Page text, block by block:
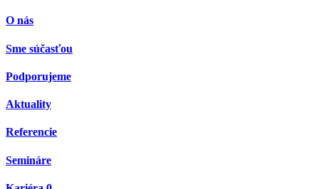
O nás
Sme súčasťou
Podporujeme
Aktuality
Referencie
Semináre